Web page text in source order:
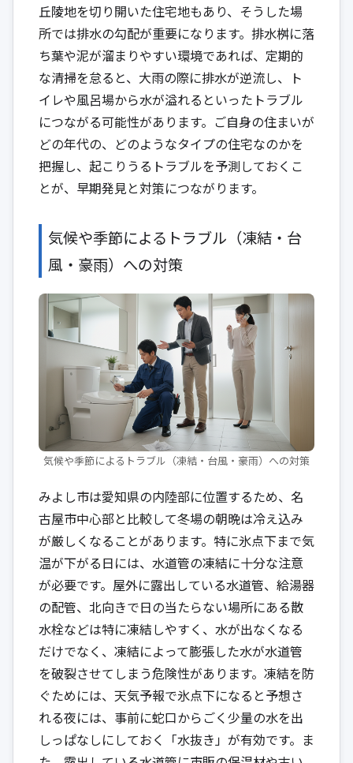
丘陵地を切り開いた住宅地もあり、そうした場
所では排水の勾配が重要になります。排水桝に落
ち葉や泥が溜まりやすい環境であれば、定期的
な清掃を怠ると、大雨の際に排水が逆流し、ト
イレや風呂場から水が溢れるといったトラブル
につながる可能性があります。ご自身の住まいが
どの年代の、どのようなタイプの住宅なのかを
把握し、起こりうるトラブルを予測しておくこ
とが、早期発見と対策につながります。
気候や季節によるトラブル（凍結・台
風・豪雨）への対策
気候や季節によるトラブル（凍結・台風・豪雨）への対策
みよし市は愛知県の内陸部に位置するため、名
古屋市中心部と比較して冬場の朝晩は冷え込み
が厳しくなることがあります。特に氷点下まで気
温が下がる日には、水道管の凍結に十分な注意
が必要です。屋外に露出している水道管、給湯器
の配管、北向きで日の当たらない場所にある散
水栓などは特に凍結しやすく、水が出なくなる
だけでなく、凍結によって膨張した水が水道管
を破裂させてしまう危険性があります。凍結を防
ぐためには、天気予報で氷点下になると予想さ
れる夜には、事前に蛇口からごく少量の水を出
しっぱなしにしておく「水抜き」が有効です。ま